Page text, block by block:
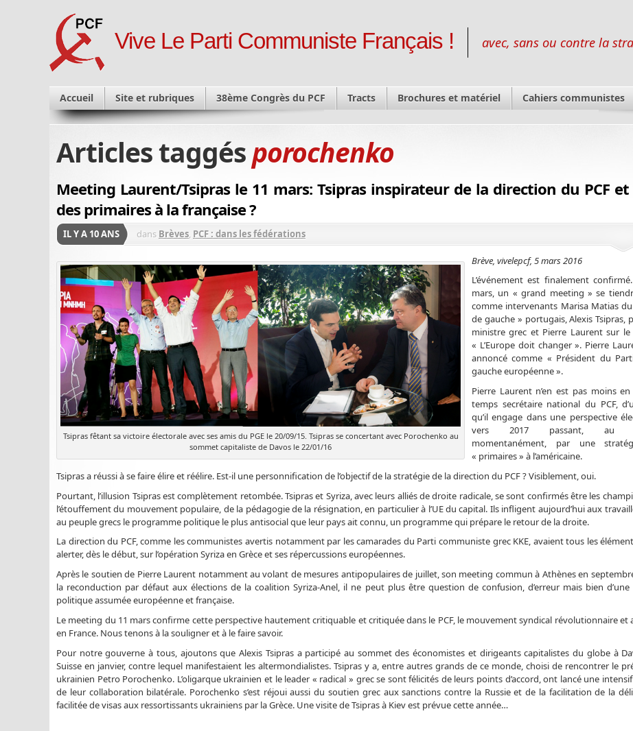
Vive Le Parti Communiste Français ! avec, sans ou contre la
Accueil Site et rubriques 38ème Congrès du PCF Tracts Brochures et matériel Cahiers communistes
Articles taggésporochenko
Meeting Laurent/Tsipras le 11 mars: Tsipras inspirateur de la direction du PCF et
des primaires à la française ?
IL Y A 10 ANS dans Brèves, PCF : dans les fédérations
Tsipras fêtant sa victoire électorale avec ses amis du PGE le 20/09/15. Tsipras se concertant avec Porochenko au
sommet capitaliste de Davos le 22/01/16
Brève, vivelepcf, 5 mars 2016
L’événement est finalement
mars, un « grand meeting » se
comme intervenants Marisa Matias
de gauche » portugais, Alexis Tsipras,
ministre grec et Pierre Laurent sur
« L’Europe doit changer ». Pierre
annoncé comme « Président du
gauche européenne ».
Pierre Laurent n’en est pas moins
temps secrétaire national du PCF,
qu’il engage dans une perspective
vers 2017 passant, au
momentanément, par une
« primaires » à l’américaine.
Tsipras a réussi à se faire élire et réélire. Est-il une personnification de l’objectif de la stratégie de la direction du PCF ? Visiblement, oui.
Pourtant, l’illusion Tsipras est complètement retombée. Tsipras et Syriza, avec leurs alliés de droite radicale, se sont confirmés être les
l’étouffement du mouvement populaire, de la pédagogie de la résignation, en particulier à l’UE du capital. Ils infligent aujourd’hui aux
au peuple grecs le programme politique le plus antisocial que leur pays ait connu, un programme qui prépare le retour de la droite.
La direction du PCF, comme les communistes avertis notamment par les camarades du Parti communiste grec KKE, avaient tous les
alerter, dès le début, sur l’opération Syriza en Grèce et ses répercussions européennes.
Après le soutien de Pierre Laurent notamment au volant de mesures antipopulaires de juillet, son meeting commun à Athènes en
la reconduction par défaut aux élections de la coalition Syriza-Anel, il ne peut plus être question de confusion, d’erreur mais bien
politique assumée européenne et française.
Le meeting du 11 mars confirme cette perspective hautement critiquable et critiquée dans le PCF, le mouvement syndical révolutionnaire et
en France. Nous tenons à la souligner et à le faire savoir.
Pour notre gouverne à tous, ajoutons que Alexis Tsipras a participé au sommet des économistes et dirigeants capitalistes du globe à
Suisse en janvier, contre lequel manifestaient les altermondialistes. Tsipras y a, entre autres grands de ce monde, choisi de rencontrer le
ukrainien Petro Porochenko. L’oligarque ukrainien et le leader « radical » grec se sont félicités de leurs points d’accord, ont lancé une
de leur collaboration bilatérale. Porochenko s’est réjoui aussi du soutien grec aux sanctions contre la Russie et de la facilitation de la
facilitée de visas aux ressortissants ukrainiens par la Grèce. Une visite de Tsipras à Kiev est prévue cette année…